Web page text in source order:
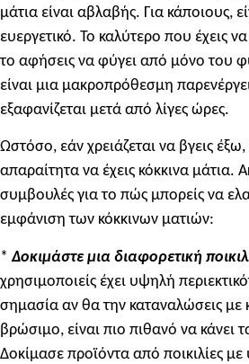
μάτια είναι αβλαβής. Για κάποιους,
ευεργετικό. Το καλύτερο που έχεις
το αφήσεις να φύγει από μόνο του
είναι μια μακροπρόθεσμη
εξαφανίζεται μετά από λίγες ώρες.
Ωστόσο, εάν χρειάζεται να βγεις έξω,
απαραίτητα να έχεις κόκκινα μάτια.
συμβουλές για το πώς μπορείς να
εμφάνιση των κόκκινων ματιών:
*Δοκιμάστεμια διαφορετική
χρησιμοποιείς έχει υψηλή
σημασία αν θα την καταναλώσεις με
βρώσιμο, είναι πιο πιθανό να κάνει
Δοκίμασε προϊόντα από ποικιλίες